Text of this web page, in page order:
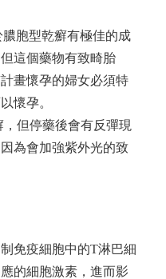
胞型乾癬有極佳的成
這個藥物有致畸胎
畫懷孕的婦女必須特
懷孕。
，但停藥後會有反彈現
為會加強紫外光的致
免疫細胞中的T淋巴細
的細胞激素，進而影